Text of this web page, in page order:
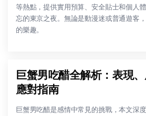
等熱點，提供實用預算、安全貼士和個人
忘的東京之夜。無論是動漫迷或普通遊客
的樂趣。
巨蟹男吃醋全解析：表現
應對指南
巨蟹男吃醋是感情中常見的挑戰，本文深